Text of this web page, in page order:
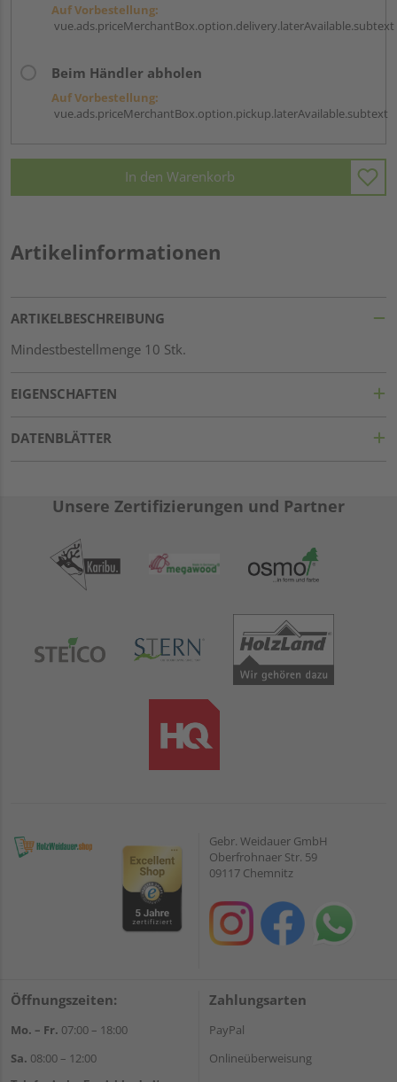
Auf Vorbestellung:
vue.ads.priceMerchantBox.option.delivery.laterAvailable.subtext
Beim Händler abholen
Auf Vorbestellung:
vue.ads.priceMerchantBox.option.pickup.laterAvailable.subtext
In den Warenkorb
Artikelinformationen
ARTIKELBESCHREIBUNG
Mindestbestellmenge 10 Stk.
EIGENSCHAFTEN
DATENBLÄTTER
Unsere Zertifizierungen und Partner
Gebr. Weidauer GmbH
Oberfrohnaer Str. 59
09117 Chemnitz
Öffnungszeiten:
Mo. – Fr. 07:00 – 18:00
Sa. 08:00 – 12:00
Zahlungsarten
PayPal
Onlineüberweisung